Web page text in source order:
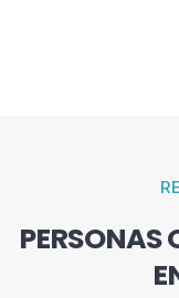
PERSONAS